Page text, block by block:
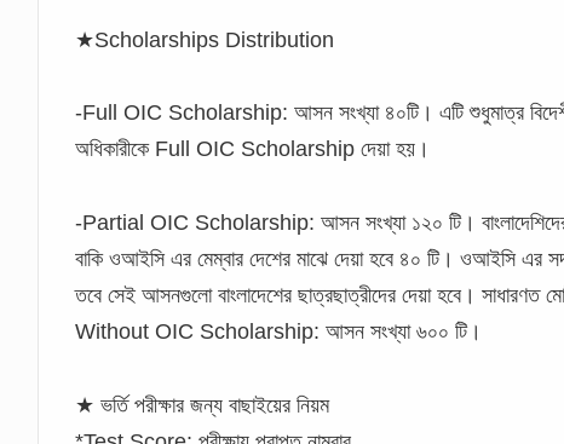
★Scholarships Distribution
-Full OIC Scholarship: আসন সংখ্যা ৪০টি। এটি শুধুমাত্র
অধিকারীকে Full OIC Scholarship দেয়া হয়।
-Partial OIC Scholarship: আসন সংখ্যা ১২০ টি।
বাকি ওআইসি এর মেম্বার দেশের মাঝে দেয়া হবে ৪০ টি। ওআইসি এর
তবে সেই আসনগুলো বাংলাদেশের ছাত্রছাত্রীদের দেয়া হবে। সাধারণত
Without OIC Scholarship: আসন সংখ্যা ৬০০ টি।
★ ভর্তি পরীক্ষার জন্য বাছাইয়ের নিয়ম